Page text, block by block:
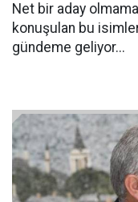
Net bir aday
konuşulan bu
gündeme geliyor...